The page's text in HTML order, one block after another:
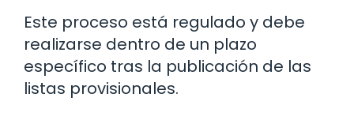
Este proceso está regulado y debe
realizarse dentro de un plazo
específico tras la publicación de las
listas provisionales.